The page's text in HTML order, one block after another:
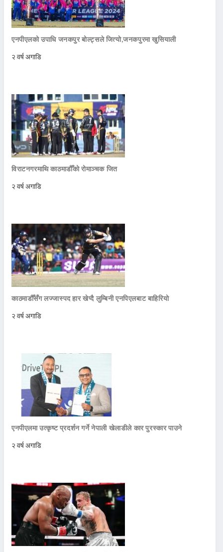
एनपीएलको उपाधि जनकपुर बोल्ट्सले जित्याे,जनकपुरमा खुसियाली
२ वर्ष अगाडि
विराटनगरमाथि काठमाडौँको रोमाञ्चक जित
२ वर्ष अगाडि
काठमाडौँसँग लज्जास्पद हार खेप्दै लुम्बिनी एनपिएलबाट बाहिरियो
२ वर्ष अगाडि
एनपीएलमा उत्कृष्ट प्रदर्शन गर्ने नेपाली खेलाडीले कार पुरस्कार पाउने
२ वर्ष अगाडि